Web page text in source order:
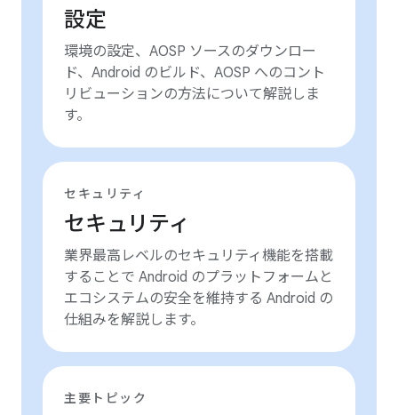
設定
環境の設定、AOSP ソースのダウンロー
ド、Android のビルド、AOSP へのコント
リビューションの方法について解説しま
す。
セキュリティ
セキュリティ
業界最高レベルのセキュリティ機能を搭載
することで Android のプラットフォームと
エコシステムの安全を維持する Android の
仕組みを解説します。
主要トピック